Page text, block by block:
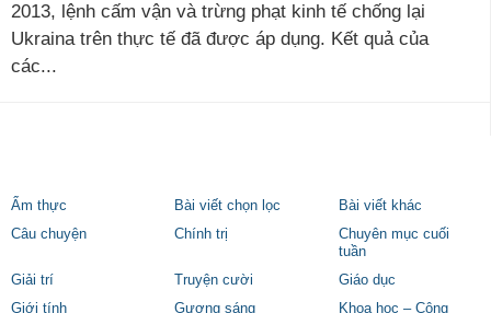
2013, lệnh cấm vận và trừng phạt kinh tế chống lại
Ukraina trên thực tế đã được áp dụng. Kết quả của
các...
Ẩm thực Bài viết chọn lọc
Bài viết khác
Câu chuyện
Chính trị
Chuyên mục cuối
tuần
Giải trí
Truyện cười
Giáo dục
Giới tính
Gương sáng
Khoa học – Công